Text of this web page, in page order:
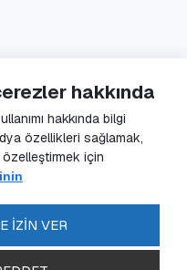
hakkında
hakkında bilgi
özellikleri sağlamak,
için
İZİN VER